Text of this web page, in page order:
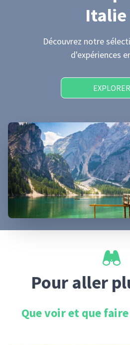
Italie
Découvrez notre
d'expériences
EXPLORER
Pour aller
Que voir et que faire